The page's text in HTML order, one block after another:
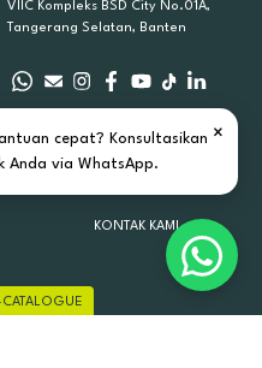
VIIC Kompleks BSD City No.01A,
Tangerang Selatan, Banten
INSPIRASI
KONTAK KAMI
×
cepat? Konsultasikan
Anda via WhatsApp.